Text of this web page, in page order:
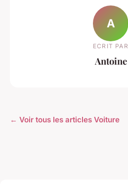
A
ECRIT PAR
Antoine
← Voir tous les articles Voiture